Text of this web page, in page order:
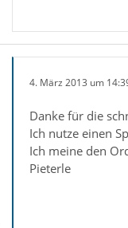
4. März 2013 um
Danke für die
Ich nutze einen
Ich meine den
Pieterle